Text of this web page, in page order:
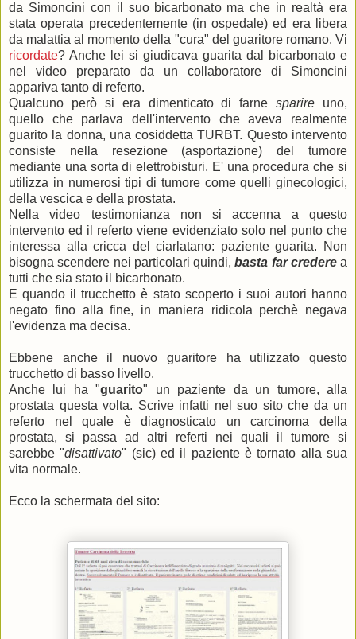
da Simoncini con il suo bicarbonato ma che in realtà era
stata operata precedentemente (in ospedale) ed era libera
da malattia al momento della "cura" del guaritore romano. Vi
ricordate? Anche lei si giudicava guarita dal bicarbonato e
nel video preparato da un collaboratore di Simoncini
appariva tanto di referto.
Qualcuno però si era dimenticato di farnesparire uno,
quello che parlava dell'intervento che aveva realmente
guarito la donna, una cosiddetta TURBT. Questo intervento
consiste nella resezione (asportazione) del tumore
mediante una sorta di elettrobisturi. E' una procedura che si
utilizza in numerosi tipi di tumore come quelli ginecologici,
della vescica e della prostata.
Nella video testimonianza non si accenna a questo
intervento ed il referto viene evidenziato solo nel punto che
interessa alla cricca del ciarlatano: paziente guarita. Non
bisogna scendere nei particolari quindi,basta far crederea
tutti che sia stato il bicarbonato.
E quando il trucchetto è stato scoperto i suoi autori hanno
negato fino alla fine, in maniera ridicola perchè negava
l'evidenza ma decisa.
Ebbene anche il nuovo guaritore ha utilizzato questo
trucchetto di basso livello.
Anche lui ha "guarito"
un paziente da un tumore, alla
prostata questa volta. Scrive infatti nel suo sito che da un
referto nel quale è diagnosticato un carcinoma della
prostata, si passa ad altri referti nei quali il tumore si
sarebbe "disattivato" (sic) ed il paziente è tornato alla sua
vita normale.
Ecco la schermata del sito: